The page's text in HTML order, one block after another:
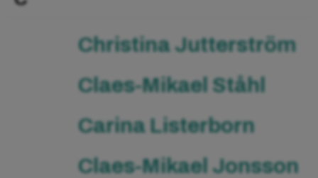
Christina Jutterström
Claes-Mikael Ståhl
Carina Listerborn
Claes-Mikael Jonsson